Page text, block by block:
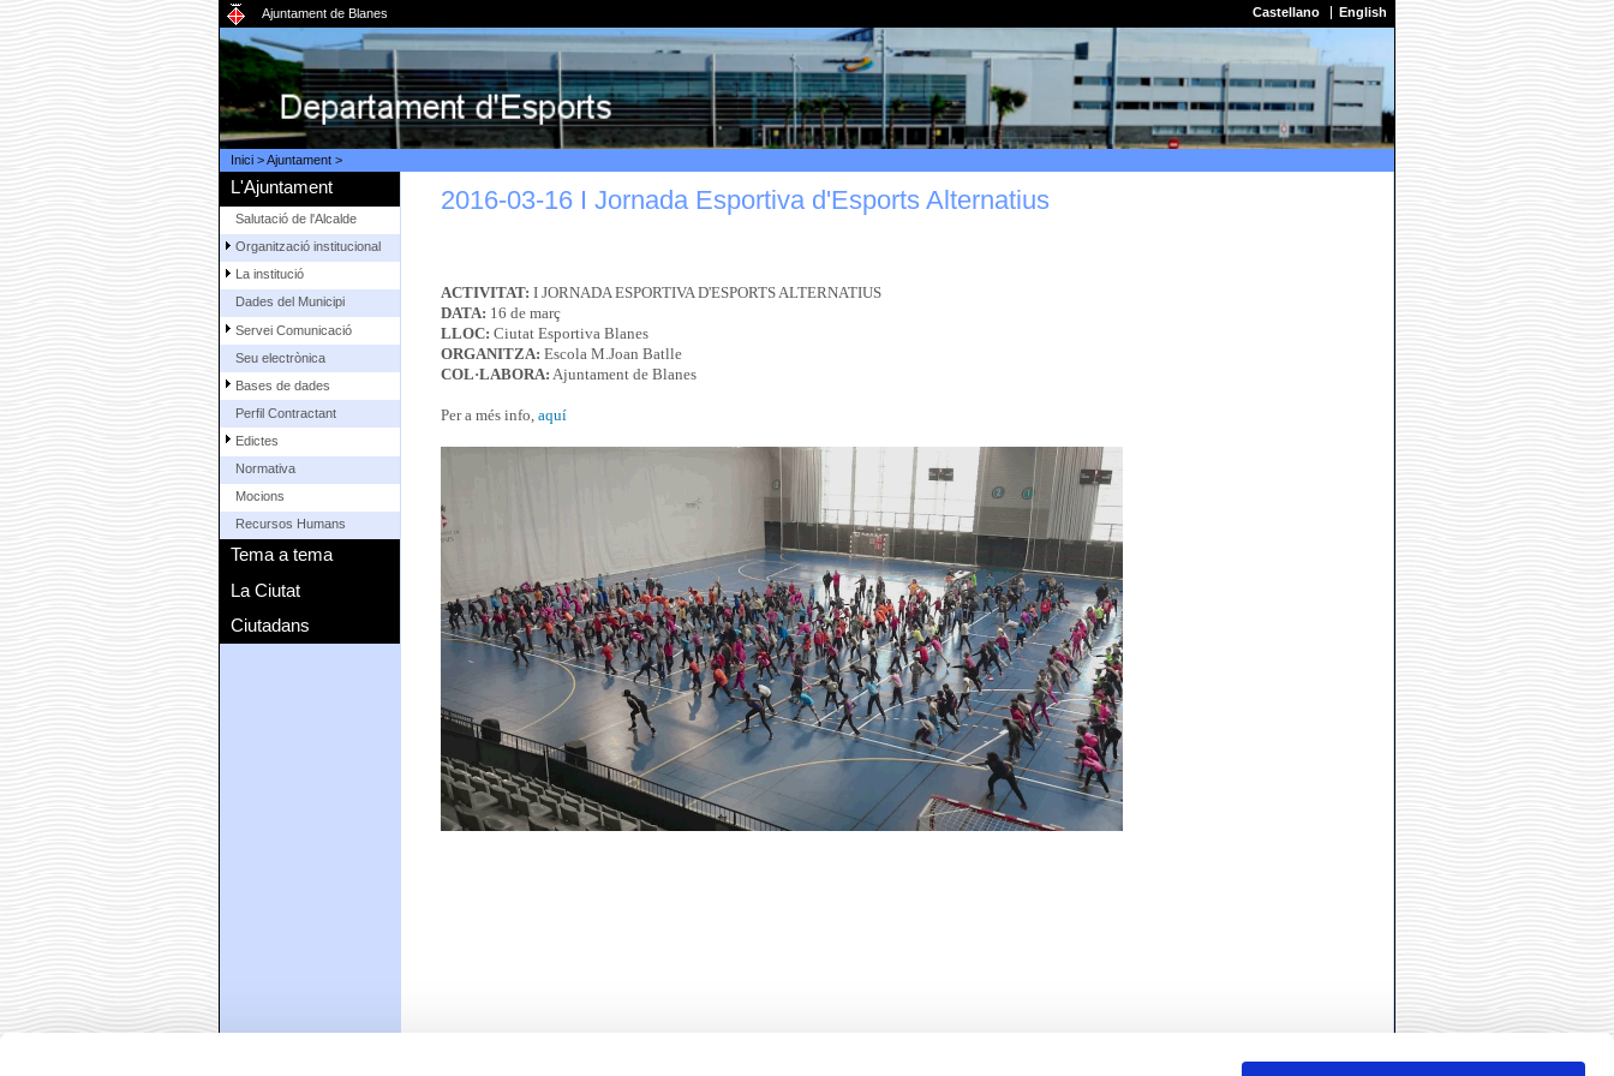
Ajuntament de Blanes Castellano English
Inici>Ajuntament>
L'Ajuntament
Salutació de l'Alcalde
Organització institucional
La institució
Dades del Municipi
Servei Comunicació
Seu electrònica
Bases de dades
Perfil Contractant
Edictes
Normativa
Mocions
Recursos Humans
Tema a tema
La Ciutat
Ciutadans
2016-03-16 I Jornada Esportiva d'Esports Alternatius
ACTIVITAT: I JORNADA ESPORTIVA D'ESPORTS ALTERNATIUS
DATA: 16 de març
LLOC: Ciutat Esportiva Blanes
ORGANITZA: Escola M.Joan Batlle
COL·LABORA: Ajuntament de Blanes
Per a més info, aquí